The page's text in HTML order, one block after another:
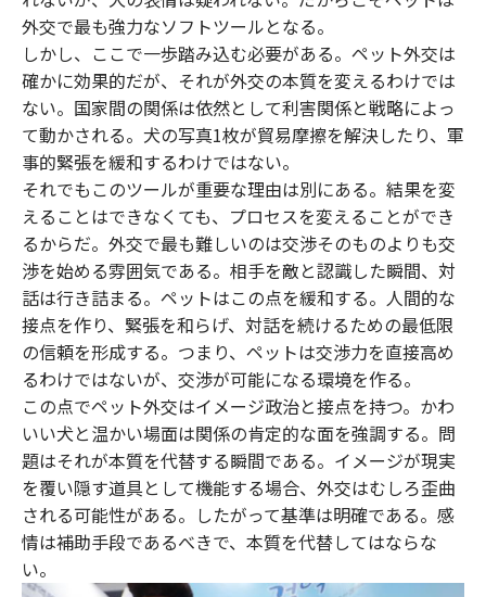
外交で最も強力なソフトツールとなる。
しかし、ここで一歩踏み込む必要がある。ペット外交は
確かに効果的だが、それが外交の本質を変えるわけでは
ない。国家間の関係は依然として利害関係と戦略によっ
て動かされる。犬の写真1枚が貿易摩擦を解決したり、軍
事的緊張を緩和するわけではない。
それでもこのツールが重要な理由は別にある。結果を変
えることはできなくても、プロセスを変えることができ
るからだ。外交で最も難しいのは交渉そのものよりも交
渉を始める雰囲気である。相手を敵と認識した瞬間、対
話は行き詰まる。ペットはこの点を緩和する。人間的な
接点を作り、緊張を和らげ、対話を続けるための最低限
の信頼を形成する。つまり、ペットは交渉力を直接高め
るわけではないが、交渉が可能になる環境を作る。
この点でペット外交はイメージ政治と接点を持つ。かわ
いい犬と温かい場面は関係の肯定的な面を強調する。問
題はそれが本質を代替する瞬間である。イメージが現実
を覆い隠す道具として機能する場合、外交はむしろ歪曲
される可能性がある。したがって基準は明確である。感
情は補助手段であるべきで、本質を代替してはならな
い。